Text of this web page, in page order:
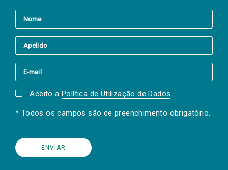
Aceito a Política de Utilização de Dados.
* Todos os campos são de preenchimento obrigatório.